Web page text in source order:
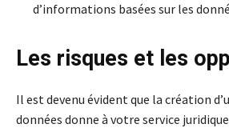
d’informations basées sur les
Les risques et les
Il est devenu évident que la création
données donne à votre service